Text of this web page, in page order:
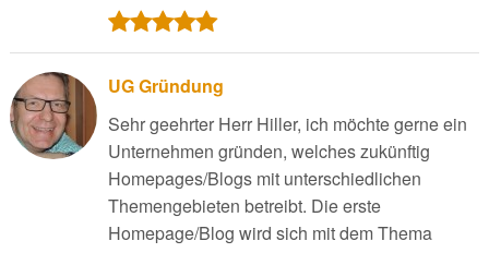
UG Gründung
Sehr geehrter Herr Hiller, ich möchte gerne ein
Unternehmen gründen, welches zukünftig
Homepages/Blogs mit unterschiedlichen
Themengebieten betreibt. Die erste
Homepage/Blog wird sich mit dem Thema